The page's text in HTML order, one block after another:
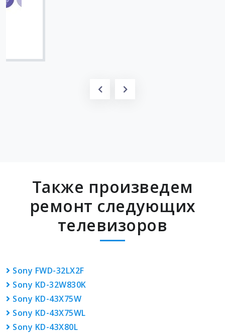
Также произведем
ремонт следующих
телевизоров
Sony FWD-32LX2F
Sony KD-32W830K
Sony KD-43X75W
Sony KD-43X75WL
Sony KD-43X80L